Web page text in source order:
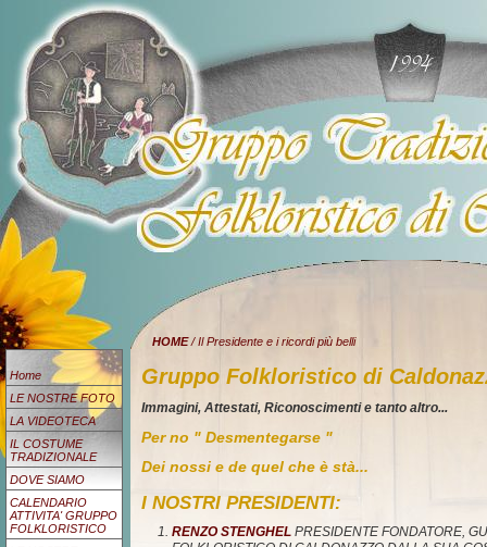
HOME/ Il Presidente e i ricordi più belli
Home
LE NOSTRE FOTO
LA VIDEOTECA
IL COSTUME
TRADIZIONALE
DOVE SIAMO
CALENDARIO
ATTIVITA' GRUPPO
FOLKLORISTICO
Gruppo Folkloristico di
Immagini, Attestati, Riconoscimenti e tanto altro...
Per no " Desmentegarse "
Dei nossi e de quel che è stà...
I NOSTRI PRESIDENTI:
RENZO STENGHELPRESIDENTE FONDATORE,